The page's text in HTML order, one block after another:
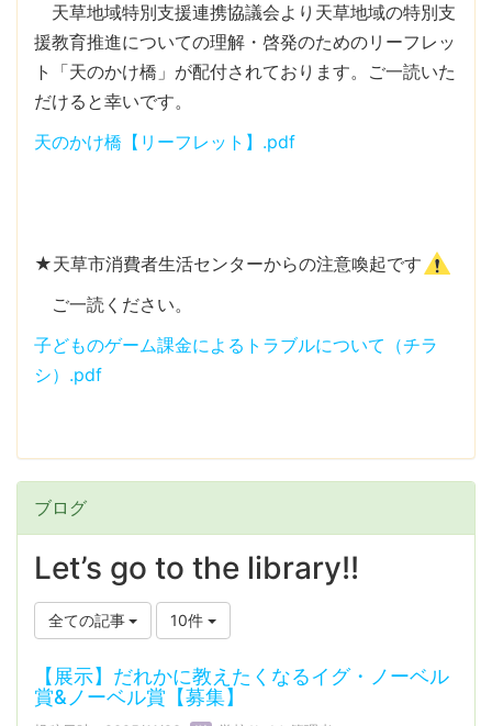
天草地域特別支援連携協議会より天草地域の特別支
援教育推進についての理解・啓発のためのリーフレッ
ト「天のかけ橋」が配付されております。ご一読いた
だけると幸いです。
天のかけ橋【リーフレット】.pdf
★天草市消費者生活センターからの注意喚起です
ご一読ください。
子どものゲーム課金によるトラブルについて（チラ
シ）.pdf
ブログ
Let’s go to the library!!
全ての記事 10件
【展示】だれかに教えたくなるイグ・ノーベル
賞&ノーベル賞【募集】